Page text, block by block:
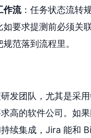
作流：任务状态流转
如要求提测前必须关
范落到流程里。
发团队，尤其是采
高的软件公司。如
续集成，Jira 能和